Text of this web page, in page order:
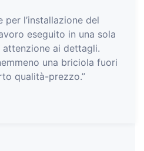
per l’installazione del
eseguito in una sola
ai dettagli.
una briciola fuori
qualità-prezzo.”